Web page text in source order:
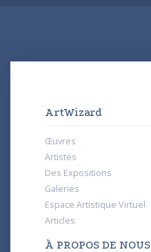
ArtWizard
Œuvres
Artistes
Des Expositions
Galeries
Espace Artistique Virtuel
Articles
À PROPOS DE NOUS